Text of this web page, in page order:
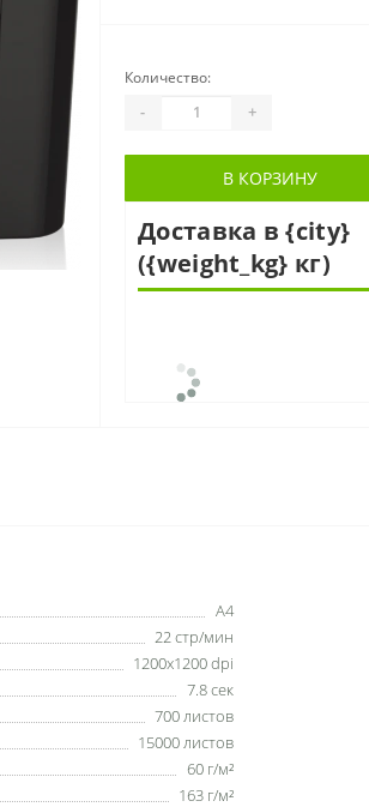
Количество:
- +
В КОРЗИНУ
Доставка в {city}
({weight_kg} кг)
A4
22 стр/мин
1200x1200 dpi
7.8 сек
700 листов
15000 листов
60 г/м²
163 г/м²